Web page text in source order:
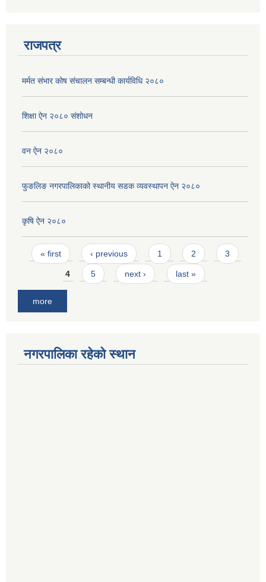
राजपत्र
मर्मत संभार कोष संचालन सम्बन्धी कार्यविधि २०८०
शिक्षा ऐन २०८० संशोधन
वन ऐन २०८०
फुङलिङ नगरपालिकाको स्थानीय सडक व्यवस्थापन ऐन २०८०
कृषि ऐन २०८०
Pages
« first ‹ previous 1 2 3
4 5 next › last »
more
नगरपालिका रहेको स्थान